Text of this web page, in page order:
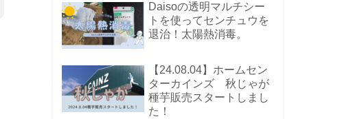
Daisoの透明マルチシー
トを使ってセンチュウを
退治！太陽熱消毒。
【24.08.04】ホームセン
ターカインズ 秋じゃが
種芋販売スタートしまし
た！